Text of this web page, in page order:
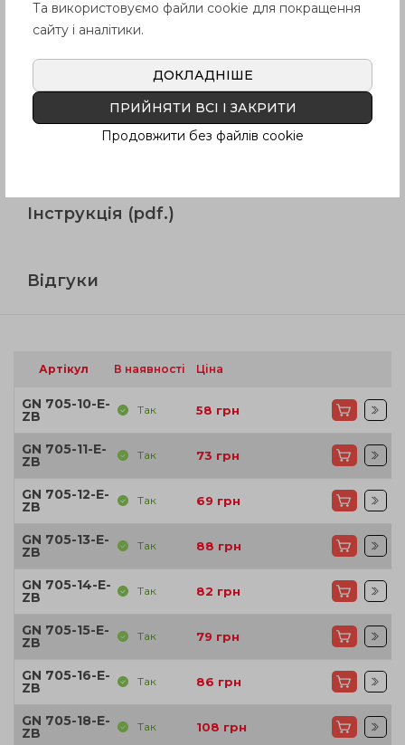
Продукція
Питання про продукцію
Інструкція (pdf.)
Відгуки
Артікул В наявності Ціна
GN 705-10-E-
ZB Так 58 грн
GN 705-11-E-
ZB Так 73 грн
GN 705-12-E-
ZB Так 69 грн
GN 705-13-E-
ZB Так 88 грн
GN 705-14-E-
ZB Так 82 грн
GN 705-15-E-
ZB Так 79 грн
GN 705-16-E-
ZB Так 86 грн
GN 705-18-E-
ZB Так 108 грн
Та використовуємо файли cookie для покращення
сайту і аналітики.
ДОКЛАДНІШЕ
ПРИЙНЯТИ ВСІ І ЗАКРИТИ
Продовжити без файлів cookie